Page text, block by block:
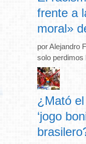
frente a
moral»
por Alejandro
solo
¿Mató
‘jogo